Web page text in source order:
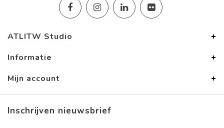
ATLITW Studio
Informatie
Mijn account
Inschrijven nieuwsbrief